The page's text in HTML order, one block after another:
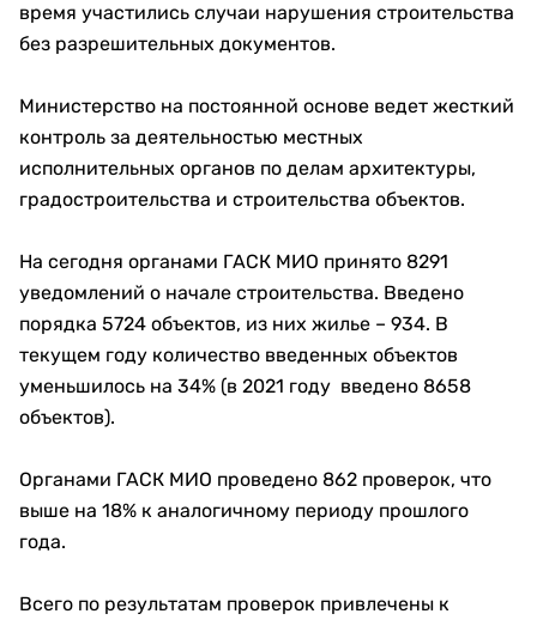
время участились случаи нарушения строительства
без разрешительных документов.
Министерство на постоянной основе ведет жесткий
контроль за деятельностью местных
исполнительных органов по делам архитектуры,
градостроительства и строительства объектов.
На сегодня органами ГАСК МИО принято 8291
уведомлений о начале строительства. Введено
порядка 5724 объектов, из них жилье – 934. В
текущем году количество введенных объектов
уменьшилось на 34% (в 2021 году введено 8658
объектов).
Органами ГАСК МИО проведено 862 проверок, что
выше на 18% к аналогичному периоду прошлого
года.
Всего по результатам проверок привлечены к